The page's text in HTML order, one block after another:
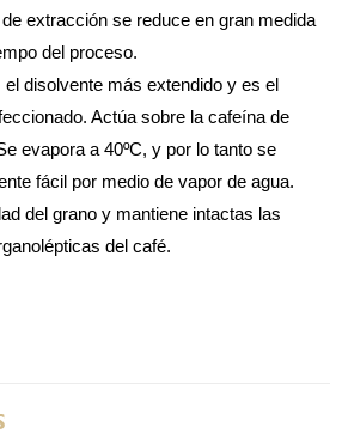
extracción se reduce en gran medida
del proceso.
disolvente más extendido y es el
Actúa sobre la cafeína de
evapora a 40ºC, y por lo tanto se
fácil por medio de vapor de agua.
del grano y mantiene intactas las
del café.